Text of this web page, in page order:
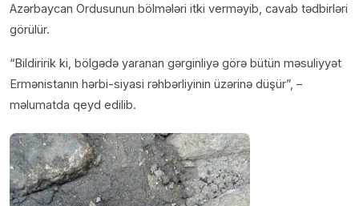
Azərbaycan Ordusunun bölmələri itki verməyib, cavab tədbirləri
görülür.
“Bildiririk ki, bölgədə yaranan gərginliyə görə bütün məsuliyyət
Ermənistanın hərbi-siyasi rəhbərliyinin üzərinə düşür”, –
məlumatda qeyd edilib.